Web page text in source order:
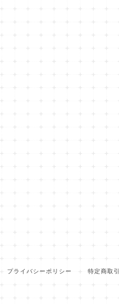
プライバシーポリシー 特定商取